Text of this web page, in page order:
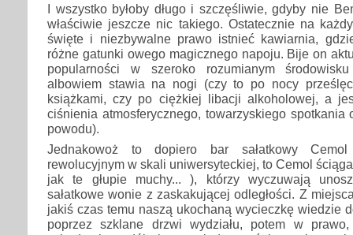
I wszystko byłoby długo i szczęśliwie, gdyby nie
właściwie jeszcze nic takiego. Ostatecznie na
święte i niezbywalne prawo istnieć kawiarnia,
różne gatunki owego magicznego napoju. Bije on
popularności w szeroko rozumianym
albowiem stawia na nogi (czy to po nocy
książkami, czy po ciężkiej libacji alkoholowej, a
ciśnienia atmosferycznego, towarzyskiego spotkania
powodu).
Jednakowoż to dopiero bar sałatkowy
rewolucyjnym w skali uniwersyteckiej, to Cemol
jak te głupie muchy... ), którzy wyczuwają
sałatkowe wonie z zaskakującej odległości. Z
jakiś czas temu naszą ukochaną wycieczkę wiedzie
poprzez szklane drzwi wydziału, potem w